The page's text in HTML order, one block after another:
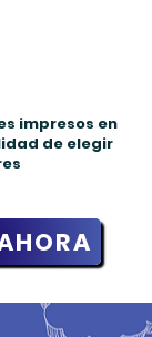
impresos en
de elegir